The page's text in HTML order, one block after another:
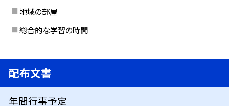
地域の部屋
総合的な学習の時間
配布文書
年間行事予定